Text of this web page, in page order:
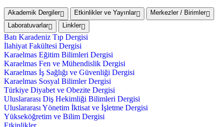
Akademik Dergiler Etkinlikler ve Yayınlar
Merkezler / Birimler
Laboratuvarlar
Linkler
Batı Karadeniz Tıp Dergisi
İlahiyat Fakültesi Dergisi
Karaelmas Eğitim Bilimleri Dergisi
Karaelmas Fen ve Mühendislik Dergisi
Karaelmas İş Sağlığı ve Güvenliği Dergisi
Karaelmas Sosyal Bilimler Dergisi
Türkiye Diyabet ve Obezite Dergisi
Uluslararası Diş Hekimliği Bilimleri Dergisi
Uluslararası Yönetim İktisat ve İşletme Dergisi
Yükseköğretim ve Bilim Dergisi